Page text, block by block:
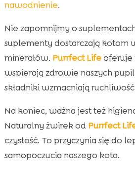
nawodnienie.
Nie zapomnijmy o
suplementy dostarczają kotom
minerałów. Purrfect Lifeoferuje
wspierają zdrowie naszych
składniki wzmacniają
Na koniec, ważna jest też
Naturalny żwirek od Purrfect
czystość. To przyczynia się do
samopoczucia naszego kota.